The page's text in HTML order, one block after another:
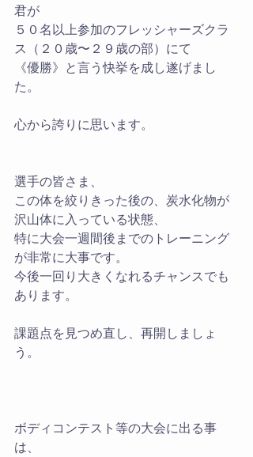
君が
５０名以上参加のフレッシャーズクラ
ス（２０歳〜２９歳の部）にて
《優勝》と言う快挙を成し遂げまし
た。
心から誇りに思います。
選手の皆さま、
この体を絞りきった後の、炭水化物が
沢山体に入っている状態、
特に大会一週間後までのトレーニング
が非常に大事です。
今後一回り大きくなれるチャンスでも
あります。
課題点を見つめ直し、再開しましょ
う。
ボディコンテスト等の大会に出る事
は、